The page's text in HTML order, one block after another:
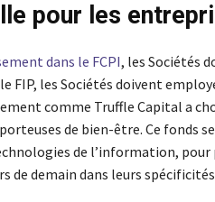
pour les
dans le FCPI, les Sociétés
FIP, les Sociétés doivent
comme Truffle Capital a
de bien-être. Ce fonds
de l’information,
de demain dans leurs